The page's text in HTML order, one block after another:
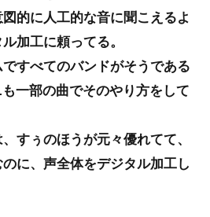
的に人工的な音に聞こえるよ
加工に頼ってる。
すべてのバンドがそうである
一部の曲でそのやり方をして
すぅのほうが元々優れてて、
に、声全体をデジタル加工し